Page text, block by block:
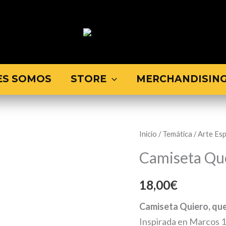
SOMOS STORE
Inicio /Temática /Arte
Camiseta
18,00€
Camiseta Quiero,
Inspirada en Marcos
Camiseta
Limpio